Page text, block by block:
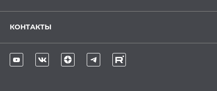
КОНТАКТЫ